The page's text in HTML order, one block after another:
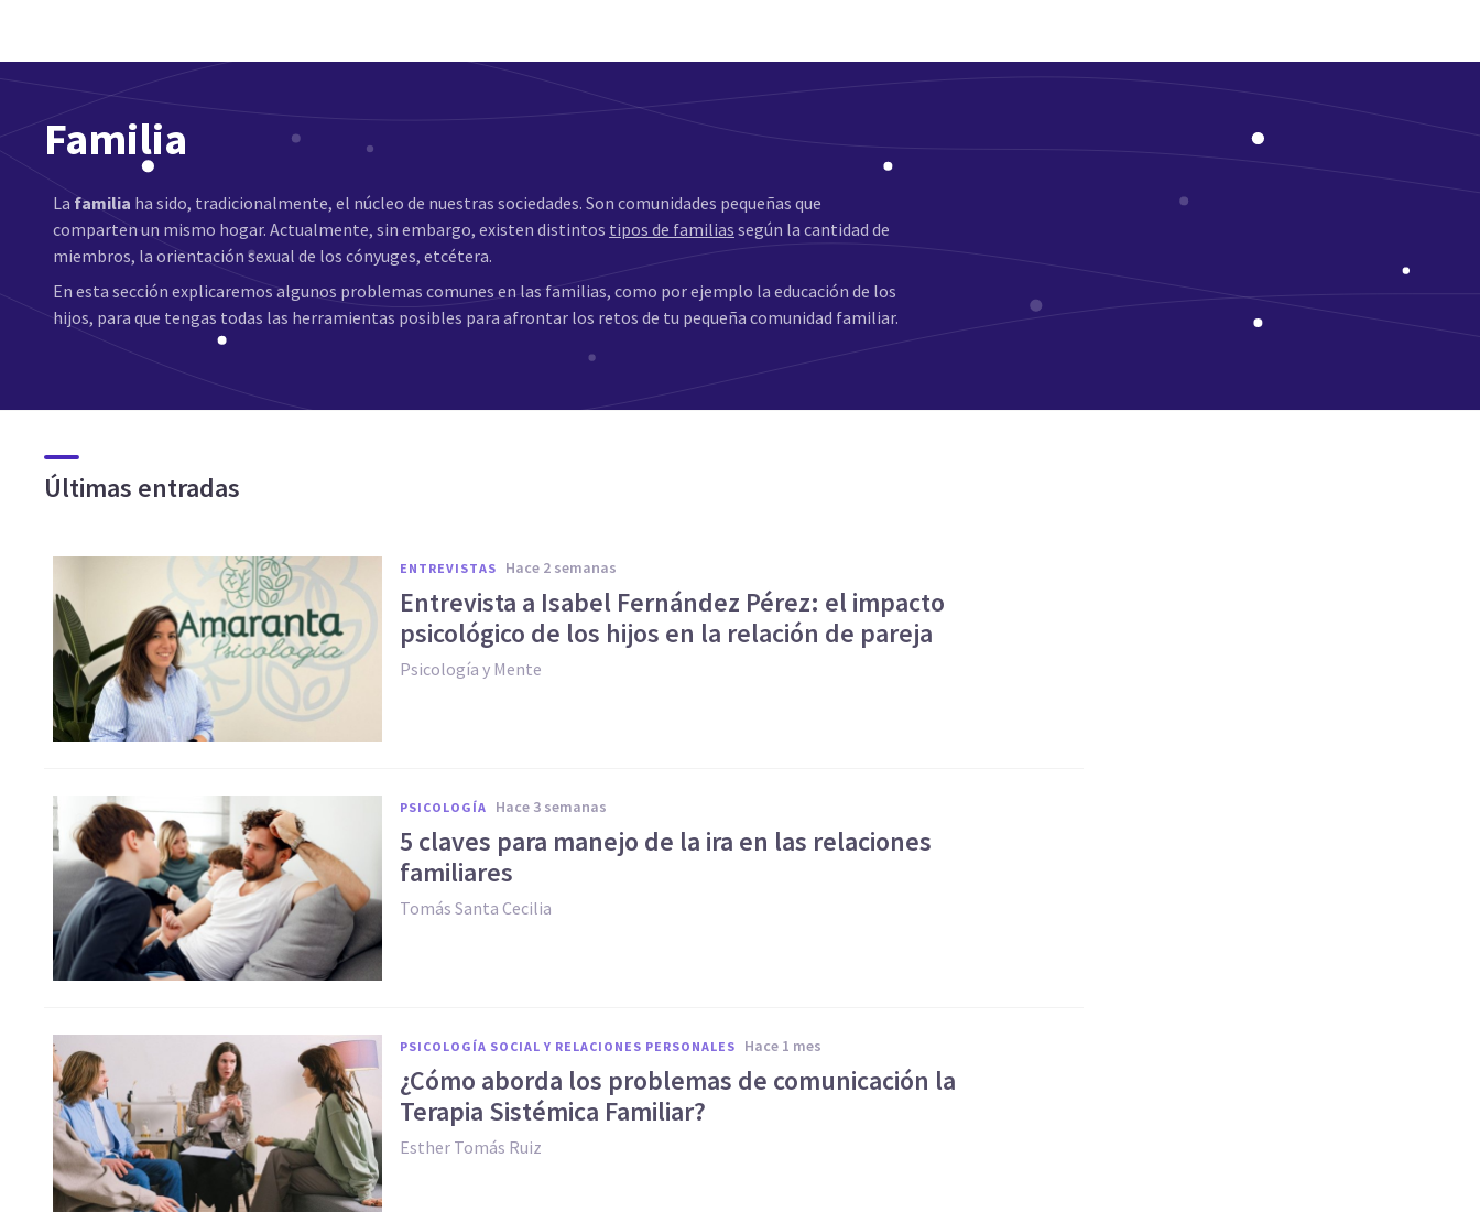
Familia
La familia ha sido, tradicionalmente, el núcleo de nuestras sociedades. Son comunidades pequeñas que
comparten un mismo hogar. Actualmente, sin embargo, existen distintos tipos de familias según la cantidad de
miembros, la orientación sexual de los cónyuges, etcétera.
En esta sección explicaremos algunos problemas comunes en las familias, como por ejemplo la educación de los
hijos, para que tengas todas las herramientas posibles para afrontar los retos de tu pequeña comunidad familiar.
Últimas entradas
ENTREVISTAS hace 2 semanas
Entrevista a Isabel Fernández Pérez: el impacto
psicológico de los hijos en la relación de pareja
Psicología y Mente
PSICOLOGÍA hace 3 semanas
5 claves para manejo de la ira en las relaciones
familiares
Tomás Santa Cecilia
PSICOLOGÍA SOCIAL Y RELACIONES PERSONALES hace 1 mes
¿Cómo aborda los problemas de comunicación la
Terapia Sistémica Familiar?
Esther Tomás Ruiz